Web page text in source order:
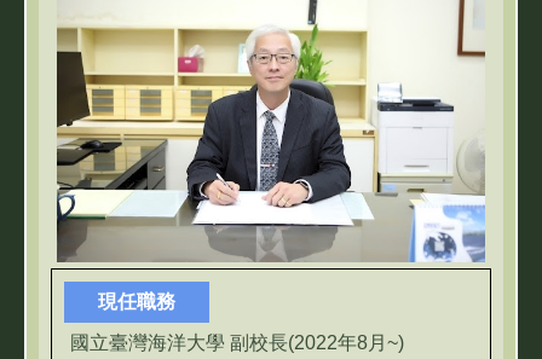
現任職務
國立臺灣海洋大學 副校長(2022年8月~)